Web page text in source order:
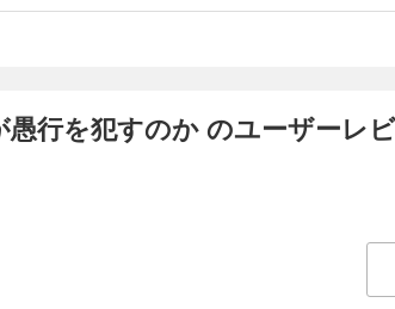
行を犯すのか のユーザーレ